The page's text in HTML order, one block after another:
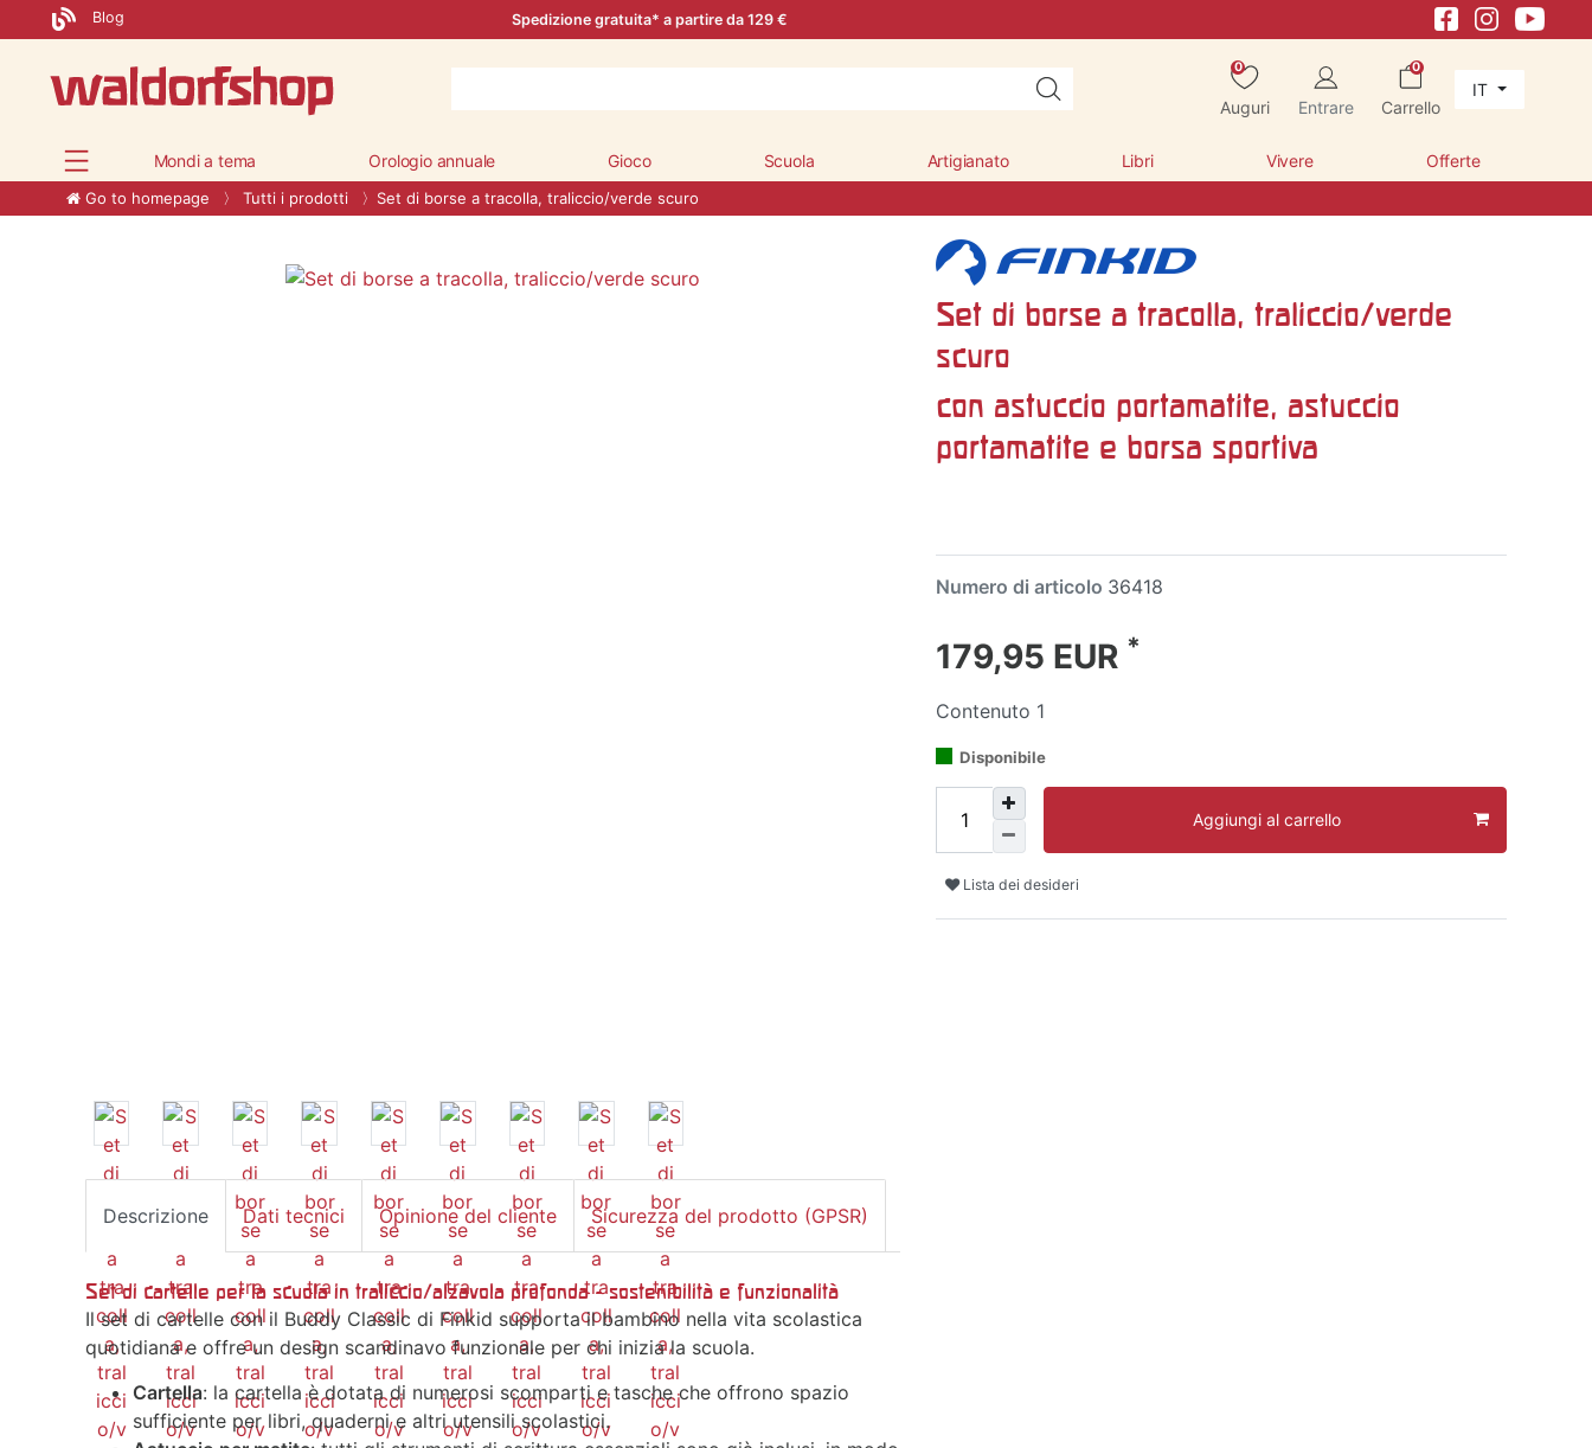
Blog Spedizione gratuita* a partire da 129 €
0
Auguri Entrare
0
Carrello
IT
Mondi a tema Orologio annuale Gioco Scuola Artigianato Libri Vivere Offerte
Go to homepage Tutti i prodotti Set di borse a tracolla, traliccio/verde scuro
Set di borse a tracolla, traliccio/verde
scuro
con astuccio portamatite, astuccio
portamatite e borsa sportiva
Numero di articolo 36418
179,95 EUR *
Contenuto 1
Disponibile
Aggiungi al carrello
Lista dei desideri
Descrizione Dati tecnici Opinione del cliente Sicurezza del prodotto (GPSR)
Set di cartelle per la scuola in traliccio/alzavola profonda - sostenibilità e funzionalità
Il set di cartelle con il Buddy Classic di Finkid supporta il bambino nella vita scolastica
quotidiana e offre un design scandinavo funzionale per chi inizia la scuola.
Cartella: la cartella è dotata di numerosi scomparti e tasche che offrono spazio
sufficiente per libri, quaderni e altri utensili scolastici.